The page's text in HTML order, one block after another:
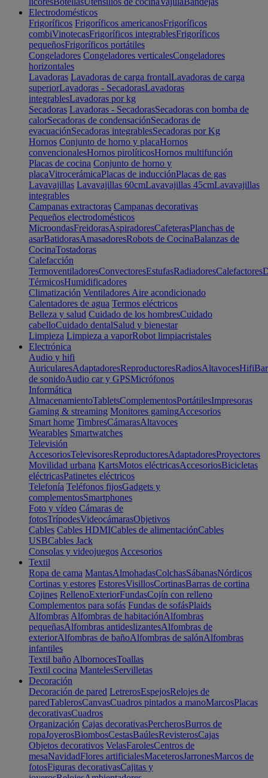
Electrodomésticos
Frigoríficos Frigoríficos americanosFrigoríficos
combiVinotecasFrigoríficos integrablesFrigoríficos
pequeñosFrigoríficos portátiles
Congeladores Congeladores verticalesCongeladores
horizontales
Lavadoras Lavadoras de carga frontalLavadoras de carga
superiorLavadoras - SecadorasLavadoras
integrablesLavadoras por kg
Secadoras Lavadoras - SecadorasSecadoras con bomba de
calorSecadoras de condensaciónSecadoras de
evacuaciónSecadoras integrablesSecadoras por Kg
Hornos Conjunto de horno y placaHornos
convencionalesHornos pirolíticosHornos multifunción
Placas de cocina Conjunto de horno y
placaVitrocerámicaPlacas de inducciónPlacas de gas
Lavavajillas Lavavajillas 60cmLavavajillas 45cmLavavajillas
integrables
Campanas extractoras Campanas decorativas
Pequeños electrodomésticos
MicroondasFreidorasAspiradoresCafeterasPlanchas de
asarBatidorasAmasadoresRobots de CocinaBalanzas de
CocinaTostadoras
Calefacción
TermoventiladoresConvectoresEstufasRadiadoresCalefactores
TérmicosHumidificadores
Climatización Ventiladores Aire acondicionado
Calentadores de agua Termos eléctricos
Belleza y salud Cuidado de los hombresCuidado
cabelloCuidado dentalSalud y bienestar
Limpieza Limpieza a vaporRobot limpiacristales
Electrónica
Audio y hifi
AuricularesAdaptadoresReproductoresRadiosAltavocesHifi
de sonidoAudio car y GPSMicrófonos
Informática
AlmacenamientoTabletsComplementosPortátilesImpresoras
Gaming & streaming Monitores gamingAccesorios
Smart home TimbresCámarasAltavoces
Wearables Smartwatches
Televisión
AccesoriosTelevisoresReproductoresAdaptadoresProyectores
Movilidad urbana KartsMotos eléctricasAccesoriosBicicletas
eléctricasPatinetes eléctricos
Telefonía Teléfonos fijosGadgets y
complementosSmartphones
Foto y vídeo Cámaras de
fotosTrípodesVideocámarasObjetivos
Cables Cables HDMICables de alimentaciónCables
USBCables Jack
Consolas y videojuegos Accesorios
Textil
Ropa de cama MantasAlmohadasColchasSábanasNórdicos
Cortinas y estores EstoresVisillosCortinasBarras de cortina
Cojines RellenoExteriorFundasCojín con relleno
Complementos para sofás Fundas de sofásPlaids
Alfombras Alfombras de habitaciónAlfombras
pequeñasAlfombras antideslizantesAlfombras de
exteriorAlfombras de bañoAlfombras de salónAlfombras
infantiles
Textil baño AlbornocesToallas
Textil cocina MantelesServilletas
Decoración
Decoración de pared LetrerosEspejosRelojes de
paredTablerosCanvasCuadros pintados a manoMarcosPlacas
decorativasCuadros
Organización Cajas decorativasPercherosBurros de
ropaJoyerosBiombosCestasBaúlesRevisterosCajas
Objetos decorativos VelasFarolesCentros de
mesaNavidadFlores artificialesMaceterosJarronesMarcos de
fotosFiguras decorativasCajitas y